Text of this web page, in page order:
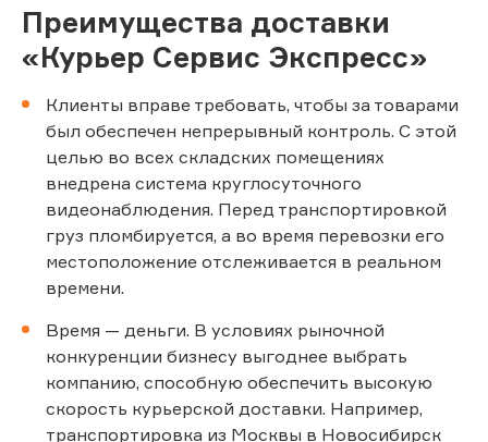
Преимущества доставки
«Курьер Сервис Экспресс»
Клиенты вправе требовать, чтобы за товарами
был обеспечен непрерывный контроль. С этой
целью во всех складских помещениях
внедрена система круглосуточного
видеонаблюдения. Перед транспортировкой
груз пломбируется, а во время перевозки его
местоположение отслеживается в реальном
времени.
Время — деньги. В условиях рыночной
конкуренции бизнесу выгоднее выбрать
компанию, способную обеспечить высокую
скорость курьерской доставки. Например,
транспортировка из Москвы в Новосибирск